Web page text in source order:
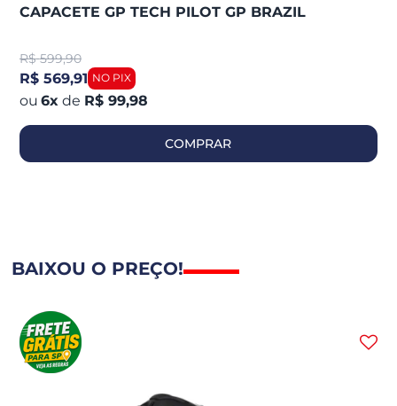
CAPACETE GP TECH PILOT GP BRAZIL
R$ 599,90
R$ 569,91
6x de R$ 99,98
COMPRAR
BAIXOU O PREÇO!